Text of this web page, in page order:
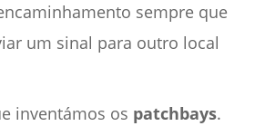
sempre que
um sinal para outro local
inventámos os patchbays.